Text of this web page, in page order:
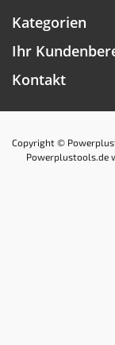
Kategorien
Ihr
Kontakt
Copyright ©
Powerplustools.de